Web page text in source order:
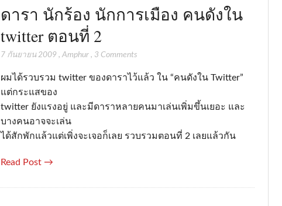
ดารา นักร้อง นักการเมือง คนดังใน
twitter ตอนที่ 2
7 กันยายน 2009 , Amphur, 3 Comments
ผมได้รวบรวม twitter ของดาราไว้แล้ว ใน “คนดังใน Twitter”
แต่กระแสของ
twitter ยังแรงอยู่ และมีดาราหลายคนมาเล่นเพิ่มขึ้นเยอะ และ
บางคนอาจจะเล่น
ได้สักพักแล้วแต่เพิ่งจะเจอก็เลย รวบรวมตอนที่ 2 เลยแล้วกัน
Read Post →